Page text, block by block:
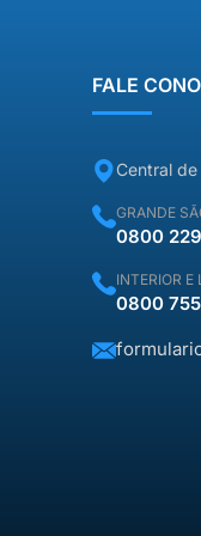
FALE
Central
GRANDE
0800
INTERIOR E
0800